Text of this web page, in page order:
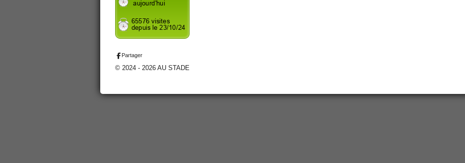
Partager
© 2024 - 2026 AU STADE